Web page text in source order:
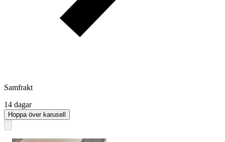
Samfrakt
14 dagar
Hoppa över karusell